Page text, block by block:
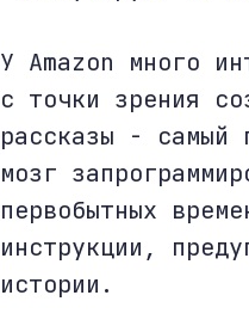
У Amazon много
с точки зрения
рассказы - самый
мозг
первобытных
инструкции,
истории.